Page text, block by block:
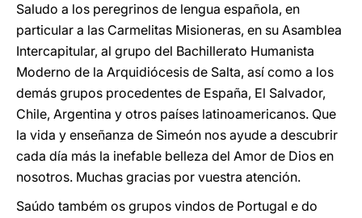
Saludo a los peregrinos de lengua española, en
particular a las Carmelitas Misioneras, en su Asamblea
Intercapitular, al grupo del Bachillerato Humanista
Moderno de la Arquidiócesis de Salta, así como a los
demás grupos procedentes de España, El Salvador,
Chile, Argentina y otros países latinoamericanos. Que
la vida y enseñanza de Simeón nos ayude a descubrir
cada día más la inefable belleza del Amor de Dios en
nosotros. Muchas gracias por vuestra atención.
Saúdo também os grupos vindos de Portugal e do